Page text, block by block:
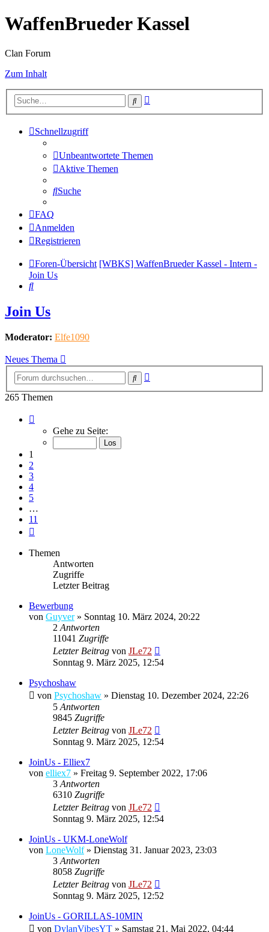
WaffenBrueder Kassel
Clan Forum
Zum Inhalt
Suche
Schnellzugriff
Unbeantwortete Themen
Aktive Themen
Suche
FAQ
Anmelden
Registrieren
Foren-Übersicht [WBKS] WaffenBrueder Kassel - Intern -
Join Us
Suche
Join Us
Moderator: Elfe1090
Neues Thema
Suche
265 Themen
von
Gehe zu Seite:
1
2
3
4
5
…
11
Themen
Antworten
Zugriffe
Letzter Beitrag
Bewerbung
von Guyver» Sonntag 10. März 2024, 20:22
2 Antworten
11041 Zugriffe
Letzter Beitrag von JLe72
Sonntag 9. März 2025, 12:54
Psychoshaw
von Psychoshaw » Dienstag 10. Dezember 2024, 22:26
5 Antworten
9845 Zugriffe
Letzter Beitrag von JLe72
Sonntag 9. März 2025, 12:54
JoinUs - Elliex7
von elliex7 » Freitag 9. September 2022, 17:06
3 Antworten
6310 Zugriffe
Letzter Beitrag von JLe72
Sonntag 9. März 2025, 12:54
JoinUs - UKM-LoneWolf
von LoneWolf» Dienstag 31. Januar 2023, 23:03
3 Antworten
8058 Zugriffe
Letzter Beitrag von JLe72
Sonntag 9. März 2025, 12:52
JoinUs - GORILLAS-10MIN
von DylanVibesYT » Samstag 21. Mai 2022, 04:44